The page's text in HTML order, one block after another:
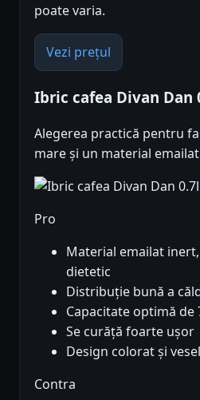
poate varia.
Vezi prețul
Ibric cafea Divan Dan
Alegerea practică pentru
mare și un material
Pro
Material emailat
dietetic
Distribuție bună a
Capacitate optimă de
Se curăță foarte ușor
Design colorat și vesel
Contra